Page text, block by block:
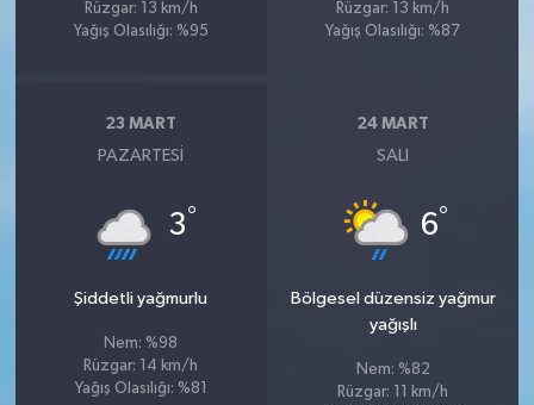
Rüzgar: 13 km/h
Yağış Olasılığı: %95
Rüzgar: 13 km/h
Yağış Olasılığı: %87
23 MART
PAZARTESI
3°
Şiddetli yağmurlu
Nem: %98
Rüzgar: 14 km/h
Yağış Olasılığı: %81
24 MART
SALI
6°
Bölgesel düzensiz yağmur
yağışlı
Nem: %82
Rüzgar: 11 km/h